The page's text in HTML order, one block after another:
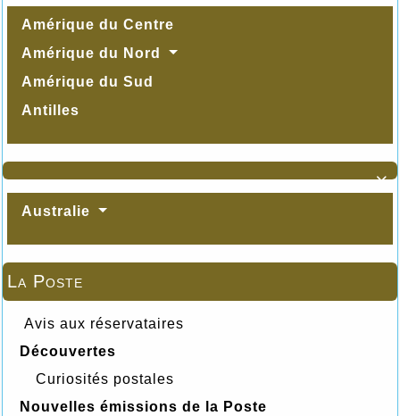
Amérique du Centre
Amérique du Nord
Amérique du Sud
Antilles

Australie
La Poste
Avis aux réservataires
Découvertes
Curiosités postales
Nouvelles émissions de la Poste